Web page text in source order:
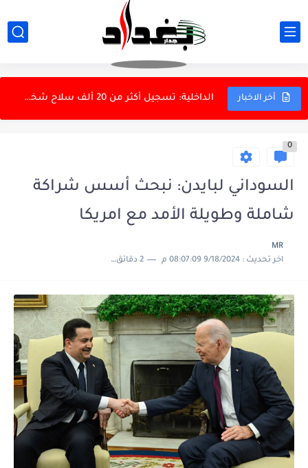
أخر الاخبار
أهالي قرى بزايز بهرز في ديالى يحذرون من جفاف يهدد...
الداخلية: تسجيل أكثر من 20 ألف سلاح شخصي ومصادرة...
الداخلية: الشائعات لن تربك الأمن المجتمعي
0
السوداني لبايدن: نبحث أسس شراكة
شاملة وطويلة الأمد مع امريكا
MR
اخر تحديث :9/18/2024 08:07:09 م 2 دقائق للقراءة